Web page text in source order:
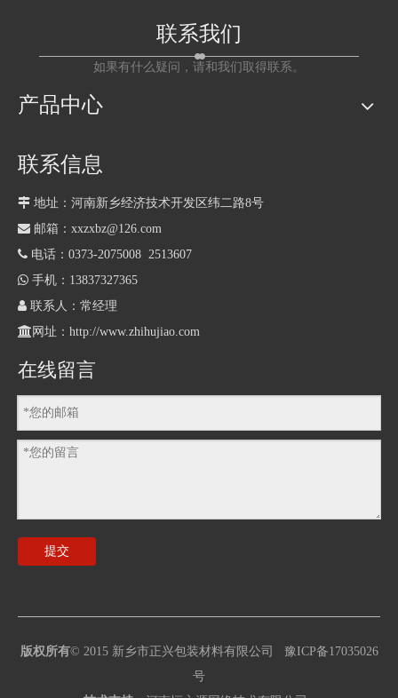
联系我们
如果有什么疑问，请和我们取得联系。
产品中心
联系信息
 地址：河南新乡经济技术开发区纬二路8号
 邮箱：xxzxbz@126.com
 电话：0373-2075008 2513607
 手机：13837327365
 联系人：常经理
 网址： http://www.zhihujiao.com
在线留言
提交
版权所有© 2015 新乡市正兴包装材料有限公司
豫ICP备17035026
号